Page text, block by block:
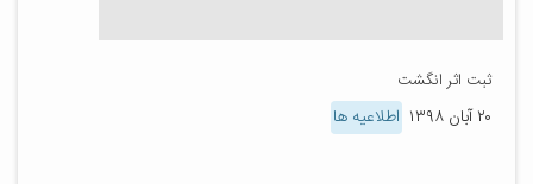
ثبت اثر انگشت
۲۰ آبان ۱۳۹۸ اطلاعیه ها